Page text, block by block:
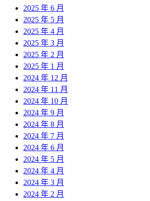
2025 年 6 月
2025 年 5 月
2025 年 4 月
2025 年 3 月
2025 年 2 月
2025 年 1 月
2024 年 12 月
2024 年 11 月
2024 年 10 月
2024 年 9 月
2024 年 8 月
2024 年 7 月
2024 年 6 月
2024 年 5 月
2024 年 4 月
2024 年 3 月
2024 年 2 月